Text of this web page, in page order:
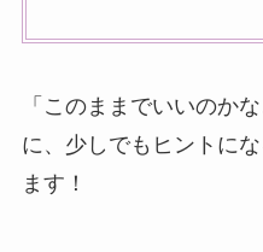
「このままでいいのか
に、少しでもヒントに
ます！